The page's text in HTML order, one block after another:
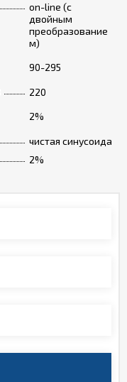
on-line (с
двойным
преобразование
м)
90-295
220
2%
чистая синусоида
2%